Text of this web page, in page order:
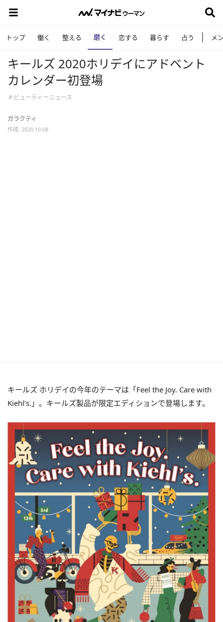
トップ 働く 整える 磨く 恋する 暮らす 占う メ
キールズ 2020ホリデイにアドベント
カレンダー初登場
＃ビューティーニュース
ガラクティ
作成: 2020.10.08
キールズ ホリデイの今年のテーマは「Feel the Joy. Care with
Kiehl’s. 」。キールズ製品が限定エディションで登場します。